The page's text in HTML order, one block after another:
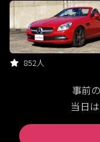
852人
事前
当日